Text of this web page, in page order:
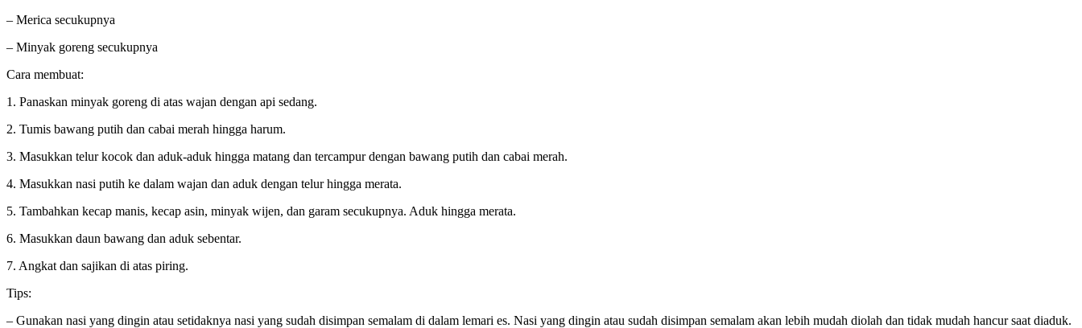
– Merica secukupnya
– Minyak goreng secukupnya
Cara membuat:
1. Panaskan minyak goreng di atas wajan dengan api sedang.
2. Tumis bawang putih dan cabai merah hingga harum.
3. Masukkan telur kocok dan aduk-aduk hingga matang dan tercampur dengan bawang putih dan cabai merah.
4. Masukkan nasi putih ke dalam wajan dan aduk dengan telur hingga merata.
5. Tambahkan kecap manis, kecap asin, minyak wijen, dan garam secukupnya. Aduk hingga merata.
6. Masukkan daun bawang dan aduk sebentar.
7. Angkat dan sajikan di atas piring.
Tips:
– Gunakan nasi yang dingin atau setidaknya nasi yang sudah disimpan semalam di dalam lemari es. Nasi yang dingin atau sudah disimpan semalam akan lebih mudah diolah dan tidak mudah hancur saat diaduk.